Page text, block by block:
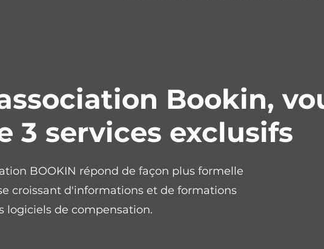
Bookin,
3 services exclusifs
BOOKIN répond de façon plus formelle
croissant d'informations et de formations
logiciels de compensation.